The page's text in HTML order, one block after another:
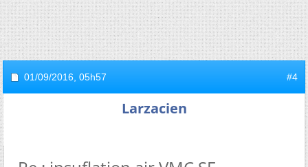
01/09/2016, 05h57 #4
Larzacien